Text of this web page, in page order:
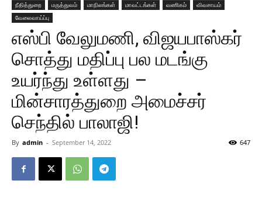
நீதித்துறை
மருத்துவம் மாநிலங்கள் மாவட்டங்கள் வணிகம்
விவசாயம்
வேலைவாய்ப்பு
எஸ்பி வேலுமணி, விஜயபாஸ்கர்
சொத்து மதிப்பு பல மடங்கு
உயர்ந்து உள்ளது –
மின்சாரத்துறை அமைச்சர்
செந்தில் பாலாஜி!
By admin - September 14, 2022 647